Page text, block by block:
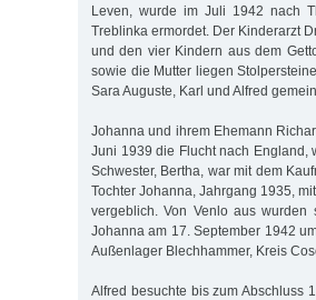
Leven, wurde im Juli 1942 nach
Treblinka ermordet. Der Kinderarzt
und den vier Kindern aus dem
sowie die Mutter liegen
Sara Auguste, Karl und Alfred
Johanna und ihrem Ehemann
Juni 1939 die Flucht nach England,
Schwester, Bertha, war mit dem
Tochter Johanna, Jahrgang 1935,
vergeblich. Von Venlo aus
Johanna am 17. September 1942
Außenlager Blech­ham­mer, Kreis
Alfred besuchte bis zum Abschluss